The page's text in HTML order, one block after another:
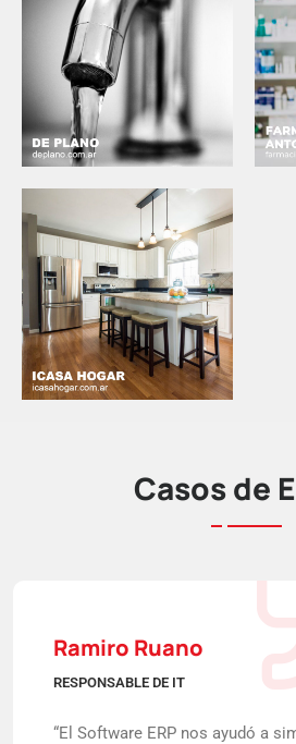
Casos de
Ramiro Ruano
RESPONSABLE DE IT
“El Software ERP nos ayudó a